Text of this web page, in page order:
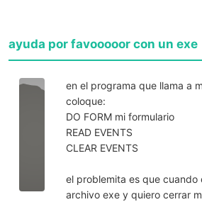
ayuda por favooooor con un exe
en el programa que llama a
coloque:
DO FORM mi formulario
READ EVENTS
CLEAR EVENTS
el problemita es que cuando
archivo exe y quiero cerrar